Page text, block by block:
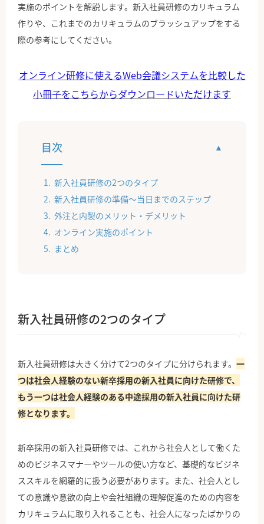
実施のポイントを解説します。新入社員研修のカリキュラム
作りや、これまでのカリキュラムのブラッシュアップをする
際の参考にしてください。
オンライン研修に使えるWeb会議システムを比較した
小冊子をこちらからダウンロードいただけます
目次
新入社員研修の2つのタイプ
新入社員研修の準備〜当日までのステップ
外注と内製のメリット・デメリット
オンライン実施のポイント
まとめ
新入社員研修の2つのタイプ
新入社員研修は大きく分けて2つのタイプに分けられます。 一
つは社会人経験のない新卒採用の新入社員に向けた研修で、
もう一つは社会人経験のある中途採用の新入社員に向けた研
修となります。
新卒採用の新入社員研修では、これから社会人として働くた
めのビジネスマナーやツールの使い方など、基礎的なビジネ
ススキルを網羅的に扱う必要があります。また、社会人とし
ての意識や意欲の向上や会社組織の理解促進のための内容を
カリキュラムに取り入れることも、社会人になったばかりの